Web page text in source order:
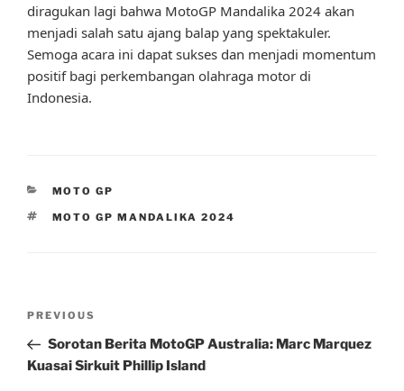
diragukan lagi bahwa MotoGP Mandalika 2024 akan
menjadi salah satu ajang balap yang spektakuler.
Semoga acara ini dapat sukses dan menjadi momentum
positif bagi perkembangan olahraga motor di
Indonesia.
CATEGORIES
MOTO GP
TAGS
MOTO GP MANDALIKA 2024
Previous
Post
PREVIOUS
Sorotan Berita MotoGP Australia: Marc Marquez
Kuasai Sirkuit Phillip Island